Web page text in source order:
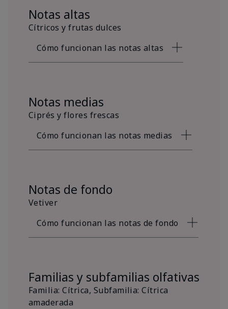
Notas altas
Cítricos y frutas dulces
Cómo funcionan las notas altas
Notas medias
Ciprés y flores frescas
Cómo funcionan las notas medias
Notas de fondo
Vetiver
Cómo funcionan las notas de fondo
Familias y subfamilias olfativas
Familia: Cítrica, Subfamilia: Cítrica
amaderada